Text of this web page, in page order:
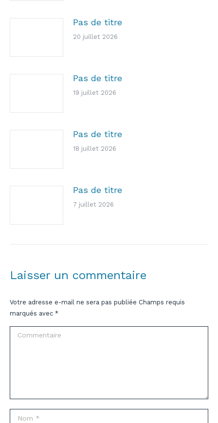
Pas de titre
20 juillet 2026
Pas de titre
19 juillet 2026
Pas de titre
18 juillet 2026
Pas de titre
7 juillet 2026
Laisser un commentaire
Votre adresse e-mail ne sera pas publiée Champs requis
marqués avec *
Commentaire
Nom *